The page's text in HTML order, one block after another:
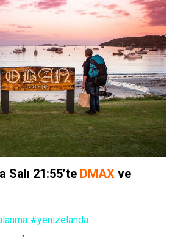
Salı 21:55’te DMAX ve
#yenizelanda